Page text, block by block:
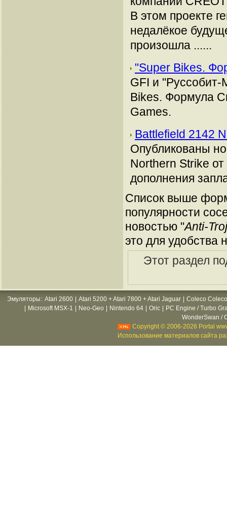
В этом проекте
недалёкое
произошла ......
"Super Bikes.
GFI и "Руссобит-
Bikes. Формула
Games.
Battlefield 2142
Опубликованы
Northern Strike
дополнения
Список выше
популярности
новостью "Anti-
это для удобства
Этот раздел
Эмуляторы : Atari 2600 Atari 5200 + Atari 7800 + Atari Jaguar
Coleco
Microsoft MSX-1 Neo-Geo Nintendo 64 Oric
PC Engine / Turbo
WonderSwan /
Copyright © 2006-2026 Portal
Использование материалов сайта